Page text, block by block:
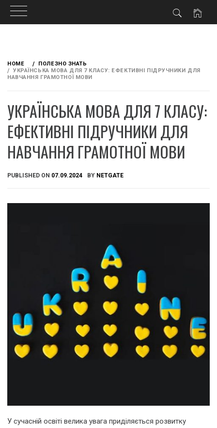
content
HOME
ПОЛЕЗНО ЗНАТЬ
УКРАЇНСЬКА МОВА ДЛЯ 7 КЛАСУ: ЕФЕКТИВНІ ПІДРУЧНИКИ ДЛЯ
НАВЧАННЯ ГРАМОТНОЇ МОВИ
УКРАЇНСЬКА МОВА ДЛЯ 7 КЛАСУ:
ЕФЕКТИВНІ ПІДРУЧНИКИ ДЛЯ
НАВЧАННЯ ГРАМОТНОЇ МОВИ
PUBLISHED ON 07.09.2024 BY NETGATE
У сучасній освіті велика увага приділяється розвитку